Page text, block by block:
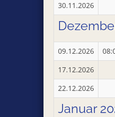
30.11.2026
09.12.2026
17.12.2026
22.12.2026
Januar